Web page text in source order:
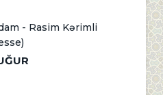
- Rasim Kərimli